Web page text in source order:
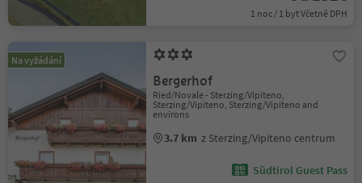
1 noc / 1 byt Včetně DPH
Na vyžádání
Bergerhof
Ried/Novale - Sterzing/Vipiteno,
Sterzing/Vipiteno, Sterzing/Vipiteno and
environs
3.7 km z Sterzing/Vipiteno centrum
Südtirol Guest Pass